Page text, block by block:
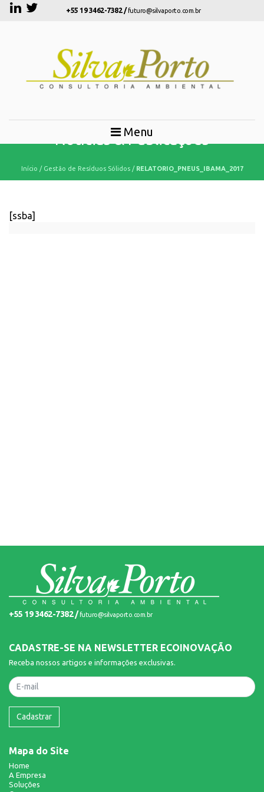
+55 19 3462-7382 /futuro@silvaporto.com.br
Menu
Notícias & Publicações
Início / Gestão de Resíduos Sólidos/ RELATORIO_PNEUS_IBAMA_2017
[ssba]
+55 19 3462-7382 /futuro@silvaporto.com.br
CADASTRE-SE NA NEWSLETTER ECOINOVAÇÃO
Receba nossos artigos e informações exclusivas.
Nome
Cadastrar
Mapa do Site
Home
A Empresa
Soluções